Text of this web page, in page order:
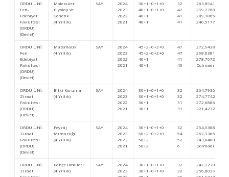
ORDU ÜNİ.
Fen-
Edebiyat
Fakültesi
(ORDU)
(Devlet)
Moleküler
Biyoloji ve
Genetik
(4 Yıllık)
SAY
2024
2023
2022
2021
30+1+0+1+0
40+1+0+1+0
40+1
40+1
32
42
41
41
283,89415
299,27680
289,18654
240,51776
ORDU ÜNİ.
Fen-
Edebiyat
Fakültesi
(ORDU)
(Devlet)
Matematik
(4 Yıllık)
SAY
2024
2023
2022
2021
45+2+0+2+0
45+2+0+2+0
40+1
40+1
47
47
41
40
272,94382
298,03812
278,76720
Dolmadı
ORDU ÜNİ.
Ziraat
Fakültesi
(ORDU)
(Devlet)
Bitki Koruma
(4 Yıllık)
SAY
2024
2023
2022
2021
30+1+0+1+0
30+1+0+1+0
30+1
30+1
32
32
31
31
264,79362
274,77429
272,68867
221,42726
ORDU ÜNİ.
Ziraat
Fakültesi
(ORDU)
(Devlet)
Peyzaj
Mimarlığı
(4 Yıllık)
SAY
2024
2023
2022
2021
30+1+0+1+0
50+2+0+2+0
50+2
50+2
32
54
52
6
254,53885
262,33667
243,84806
Dolmadı
ORDU ÜNİ.
Ziraat
Bahçe Bitkileri
(4 Yıllık)
SAY
2024
2023
30+1+0+1+0
30+1+0+1+0
32
32
247,72705
256,80394